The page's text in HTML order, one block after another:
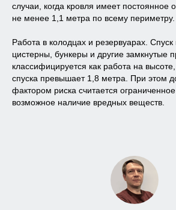
случаи, когда кровля имеет постоянное
не менее 1,1 метра по всему периметру.
Работа в колодцах и резервуарах. Спуск
цистерны, бункеры и другие замкнутые
классифицируется как работа на
спуска превышает 1,8 метра. При этом
фактором риска считается
возможное наличие вредных веществ.